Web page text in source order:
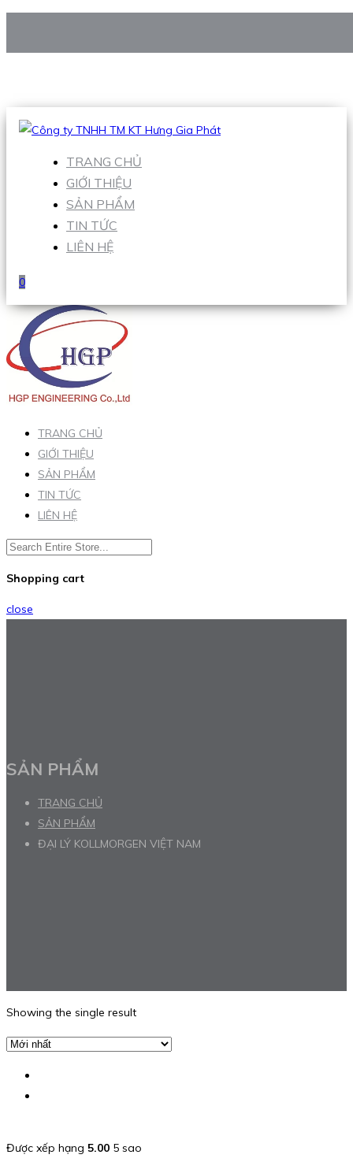
Hotline:0938 906 663
TRANG CHỦ
GIỚI THIỆU
SẢN PHẨM
TIN TỨC
LIÊN HỆ
0
TRANG CHỦ
GIỚI THIỆU
SẢN PHẨM
TIN TỨC
LIÊN HỆ
Shopping cart
close
SẢN PHẨM
TRANG CHỦ
SẢN PHẨM
ĐẠI LÝ KOLLMORGEN VIỆT NAM
Showing the single result
Được xếp hạng 5.00 5 sao